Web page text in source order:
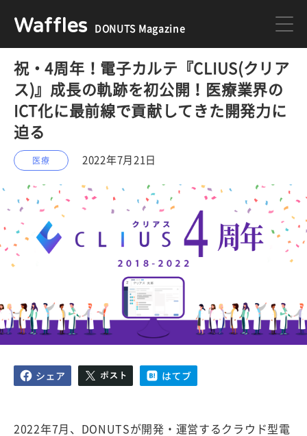
Waffles DONUTS Magazine
DONUTS ジョブカン
ミクチャ
医療
DONUTSの採用情報はこちら
祝・4周年！電子カルテ『CLIUS(クリア
ス)』成長の軌跡を初公開！医療業界の
ICT化に最前線で貢献してきた開発力に
迫る
医療 2022年7月21日
2022年7月、DONUTSが開発・運営するクラウド型電